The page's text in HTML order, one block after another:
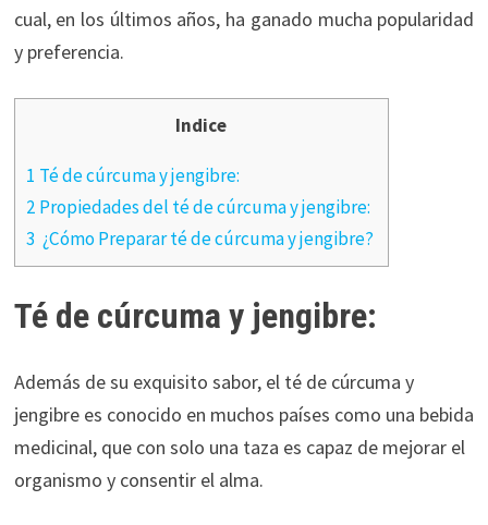
cual, en los últimos años, ha ganado mucha popularidad
y preferencia.
Indice
1 Té de cúrcuma y jengibre:
2 Propiedades del té de cúrcuma y jengibre:
3 ¿Cómo Preparar té de cúrcuma y jengibre?
Té de cúrcuma y jengibre:
Además de su exquisito sabor, el té de cúrcuma y
jengibre es conocido en muchos países como una bebida
medicinal, que con solo una taza es capaz de mejorar el
organismo y consentir el alma.